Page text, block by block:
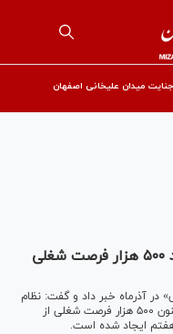
میدان علیخانی اصفهان
وزیر کار: از خرداد ۱۴۰۳ تا ۱۴۰۴ حدود ۵۰۰ هزار فرصت شغلی
در آذرماه خبر داد و گفت: نظام
جامع اطلاعات بازار کار در حال اصلاح است و تاکنون ۵۰۰ هزار فرصت شغلی از
ایجاد شده است.